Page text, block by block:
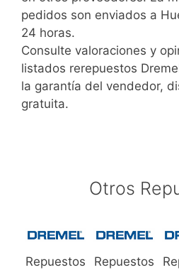
pedidos son enviados a
24 horas.
Consulte valoraciones y
listados rerepuestos
la garantía del vendedor,
gratuita.
Otros
Repuestos
Repuestos